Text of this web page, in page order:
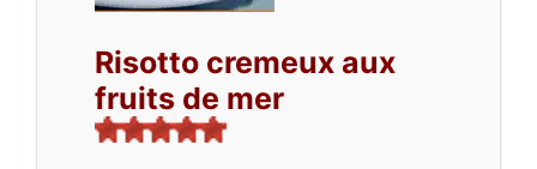
Risotto cremeux aux
fruits de mer